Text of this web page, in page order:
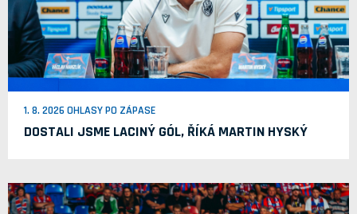
1. 8. 2026 OHLASY PO ZÁPASE
DOSTALI JSME LACINÝ GÓL, ŘÍKÁ MARTIN HYSKÝ